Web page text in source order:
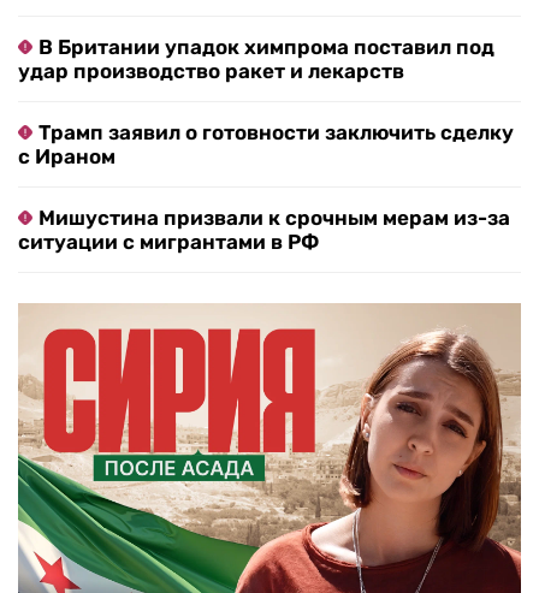
В Британии упадок химпрома поставил под
удар производство ракет и лекарств
Трамп заявил о готовности заключить сделку
с Ираном
Мишустина призвали к срочным мерам из-за
ситуации с мигрантами в РФ